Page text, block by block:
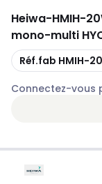
Heiwa-HMIH-
mono-multi
Copie
Réf.fab HMIH-
Connectez-vous